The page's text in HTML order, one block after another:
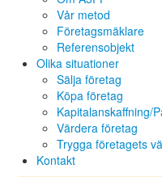
Vår metod
Företagsmäklare
Referensobjekt
Olika situationer
Sälja företag
Köpa företag
Kapitalanskaffning/
Värdera företag
Trygga företagets
Kontakt